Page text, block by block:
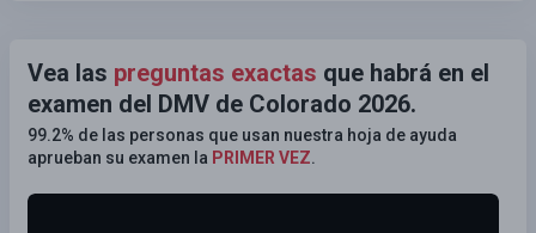
Vea las preguntas exactas que habrá en el
examen del DMV de Colorado 2026.
99.2% de las personas que usan nuestra hoja de ayuda
aprueban su examen la PRIMER VEZ.